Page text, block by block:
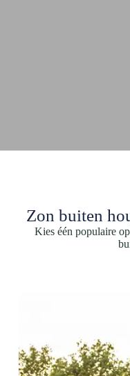
Zon buiten
Kies één populaire